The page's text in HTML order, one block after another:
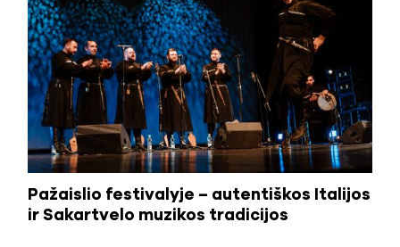
Pažaislio festivalyje – autentiškos Italijos
ir Sakartvelo muzikos tradicijos